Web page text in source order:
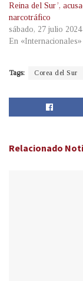
Reina del Sur’,
narcotráfico
sábado, 27 julio
En «Internacionales»
Tags: Corea del Sur
Relacionado